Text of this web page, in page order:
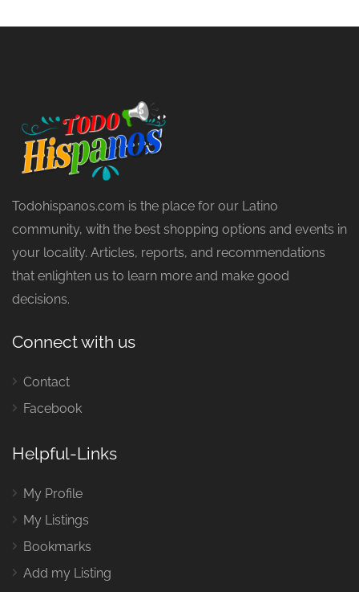
Todohispanos.com is the place for our Latino
community, with the best shopping options and events in
your locality. Articles, reports, and recommendations
that enlighten us to learn more and make good
decisions.
Connect with us
Contact
Facebook
Helpful-Links
My Profile
My Listings
Bookmarks
Add my Listing